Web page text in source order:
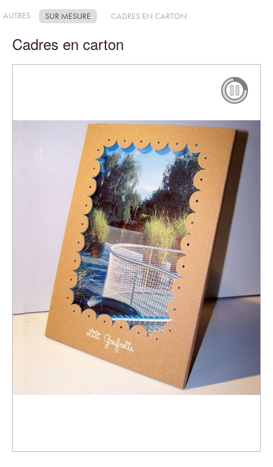
AUTRES SUR MESURE CADRES EN CARTON
Cadres en carton